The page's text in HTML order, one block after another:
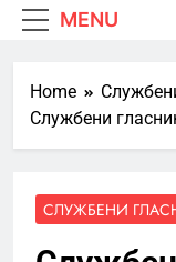
MENU
Home
Службени
СЛУЖБЕНИ